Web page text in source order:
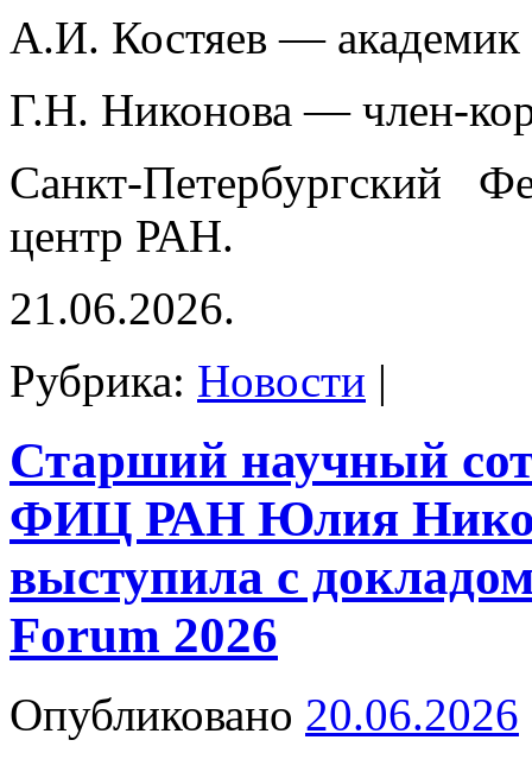
А.И. Костяев —
Г.Н. Никонова — член-
Санкт-Петербургский
центр РАН.
21.06.2026.
Рубрика: Новости |
Старший научный
ФИЦ РАН Юлия
выступила с
Forum 2026
Опубликовано 20.06.2026